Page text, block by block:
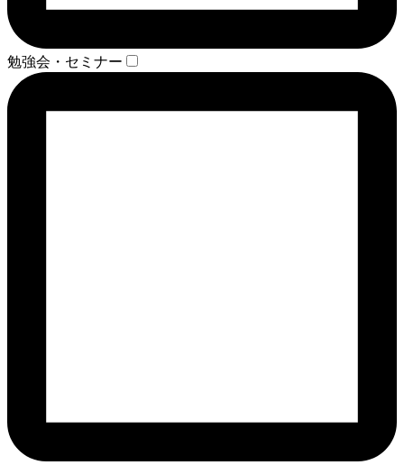
勉強会・セミナー